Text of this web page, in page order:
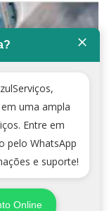
uma ampla
Entre em
pelo WhatsApp
e suporte!
Online